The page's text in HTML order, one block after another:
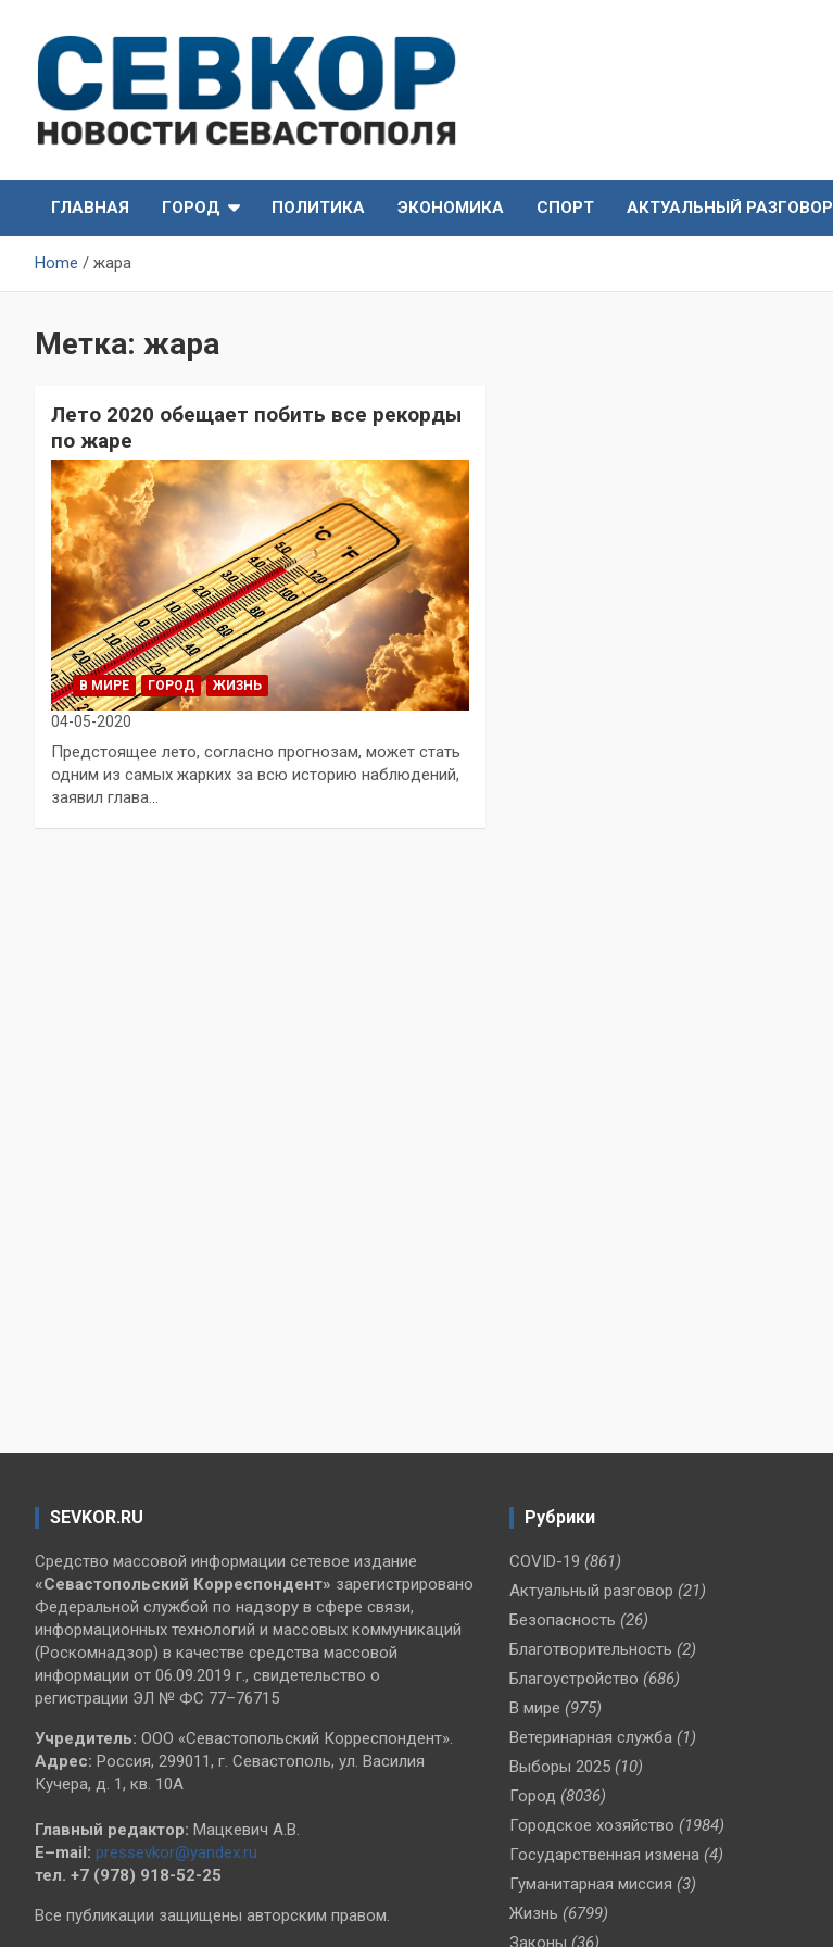
content
СевКор — Новости
Севастополя
Севастополя
ГЛАВНАЯ
ГОРОД ПОЛИТИКА ЭКОНОМИКА СПОРТ АКТУАЛЬНЫЙ РАЗГОВОР
Home жара
Метка: жара
Лето 2020 обещает побить все рекорды
по жаре
В МИРЕ ГОРОД ЖИЗНЬ
04-05-2020
Предстоящее лето, согласно прогнозам, может стать
одним из самых жарких за всю историю наблюдений,
заявил глава…
SEVKOR.RU
Средство массовой информации сетевое издание
«Севастопольский Корреспондент» зарегистрировано
Федеральной службой по надзору в сфере связи,
информационных технологий и массовых коммуникаций
(Роскомнадзор) в качестве средства массовой
информации от 06.09.2019 г., свидетельство о
регистрации ЭЛ № ФС 77–76715
Учредитель: ООО «Севастопольский Корреспондент».
Адрес: Россия, 299011, г. Севастополь, ул. Василия
Кучера, д. 1, кв. 10А
Главный редактор: Мацкевич А.В.
E–mail: pressevkor@yandex.ru
тел. +7 (978) 918-52-25
Все публикации защищены авторским правом.
Рубрики
COVID-19 (861)
Актуальный разговор (21)
Безопасность (26)
Благотворительность (2)
Благоустройство (686)
В мире (975)
Ветеринарная служба (1)
Выборы 2025 (10)
Город (8036)
Городское хозяйство (1984)
Государственная измена (4)
Гуманитарная миссия (3)
Жизнь (6799)
Законы (36)